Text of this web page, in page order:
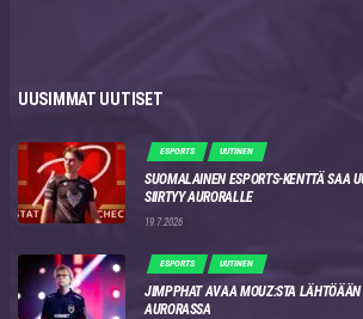
UUSIMMAT UUTISET
ESPORTS UUTINEN
SUOMALAINEN ESPORTS-KENTTÄ SAA
SIIRTYY AURORALLE
19.7.2026
ESPORTS UUTINEN
JIMPPHAT AVAA MOUZ:STA
AURORASSA